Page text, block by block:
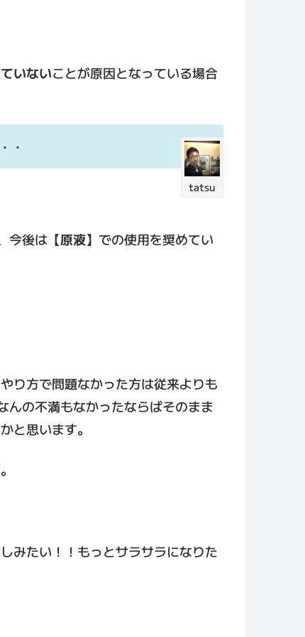
いないことが原因となっている場合
tatsu
・
今後は 【原液】 での使用を奨めてい
り方で問題なかった方は従来よりも
の不満もなかったならばそのまま
と思います。
みたい！！もっとサラサラになりた